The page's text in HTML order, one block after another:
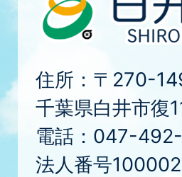
住所：〒270-
千葉県白井市復
電話：047-492-
法人番号